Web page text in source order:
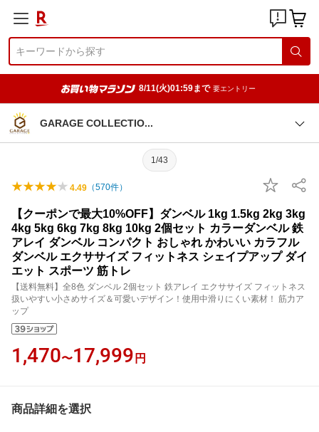
8/11(火)01:59まで 要エントリー
GARAGE COLLECTIO
1/43
4.49 （570件）
【クーポンで最大10%OFF】ダンベル 1kg 1.5kg 2kg 3kg
4kg 5kg 6kg 7kg 8kg 10kg 2個セット カラーダンベル 鉄
アレイ ダンベル コンパクト おしゃれ かわいい カラフル
ダンベル エクササイズ フィットネス シェイプアップ ダイ
エット スポーツ 筋トレ
【送料無料】全8色 ダンベル 2個セット 鉄アレイ エクササイズ フィットネス
扱いやすい小さめサイズ＆可愛いデザイン！使用中滑りにくい素材！ 筋力ア
ップ
1,470〜17,999 円
商品詳細を選択